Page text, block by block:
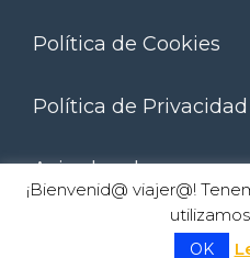
Política de Cookies
Política de Privacidad
Aviso legal
Artículo añadido al carrito.
¡Bienvenid@ viajer@!
OK